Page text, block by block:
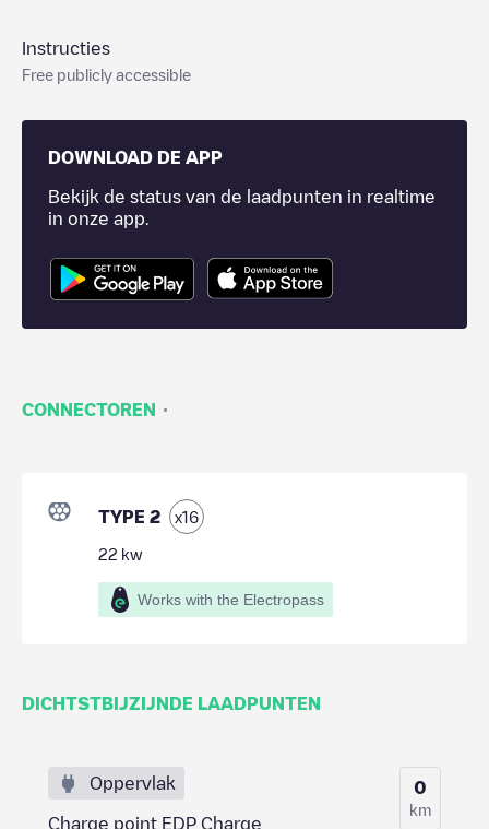
Instructies
Free publicly accessible
DOWNLOAD DE APP
Bekijk de status van de laadpunten in realtime
in onze app.
CONNECTOREN ·
TYPE 2 x16
22 kw
Works with the Electropass
DICHTSTBIJZIJNDE LAADPUNTEN
Oppervlak
Charge point EDP Charge
0
km